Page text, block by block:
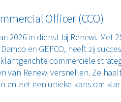
Officer (CCO)
2026 in dienst bij Renewi. Met
en GEFCO, heeft zij
commerciële
van Renewi versnellen. Ze
en ziet een unieke kans om